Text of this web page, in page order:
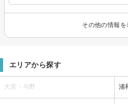
その他の情報を
エリアから探す
大宮・与野 浦